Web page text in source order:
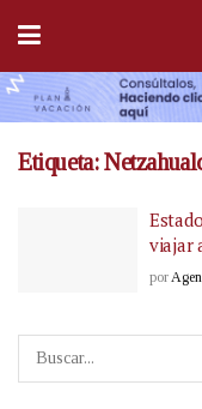
Etiqueta:
viajar
por